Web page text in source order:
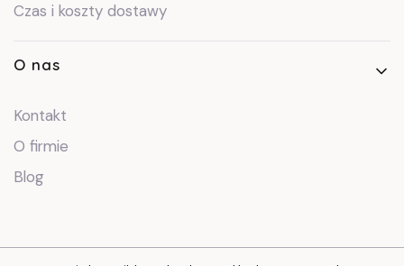
Czas i koszty dostawy
O nas
Kontakt
O firmie
Blog